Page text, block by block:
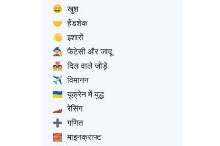
😄 खुश
🤝 हैंडशेक
👋 इशारों
🧙 फैंटेसी और जादू
💑 दिल वाले जोड़े
✈️ विमानन
🇺🇦 यूक्रेन में युद्ध
🏎️ रेसिंग
➕ गणित
🧱 माइनक्राफ्ट